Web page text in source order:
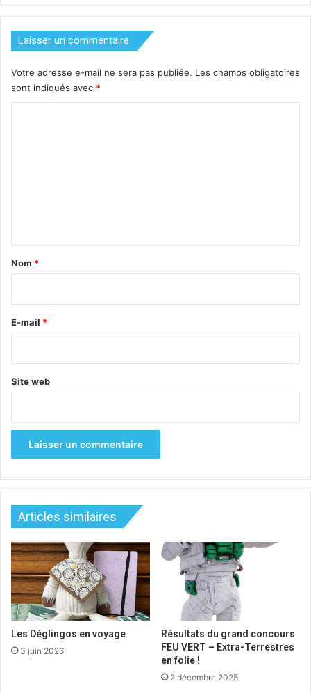
Laisser un commentaire
Votre adresse e-mail ne sera pas publiée. Les champs obligatoires
sont indiqués avec *
a
e
Nom *
E-mail *
Site web
Articles similaires
Les Déglingos en voyage
3 juin 2026
Résultats du grand concours
FEU VERT – Extra-Terrestres
en folie !
2 décembre 2025